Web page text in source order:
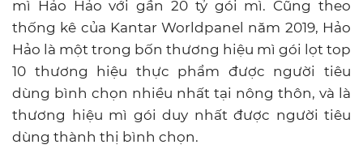
mì Hảo Hảo với gần 20 tỷ gói mì. Cũng theo
thống kê của Kantar Worldpanel năm 2019, Hảo
Hảo là một trong bốn thương hiệu mì gói lọt top
10 thương hiệu thực phẩm được người tiêu
dùng bình chọn nhiều nhất tại nông thôn, và là
thương hiệu mì gói duy nhất được người tiêu
dùng thành thị bình chọn.